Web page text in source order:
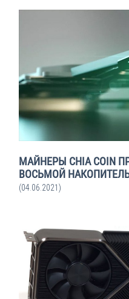
МАЙНЕРЫ CHIA COIN
ВОСЬМОЙ
(04.06.2021)